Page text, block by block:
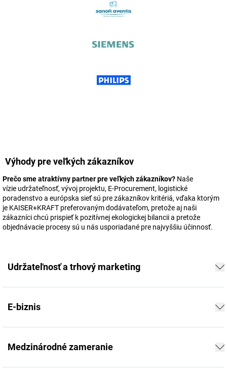
Výhody pre veľkých zákazníkov
Prečo sme atraktívny partner pre veľkých zákazníkov? Naše
vízie udržateľnosť, vývoj projektu, E-Procurement, logistické
poradenstvo a európska sieť sú pre zákazníkov kritériá, vďaka ktorým
je KAISER+KRAFT preferovaným dodávateľom, pretože aj naši
zákazníci chcú prispieť k pozitívnej ekologickej bilancii a pretože
objednávacie procesy sú u nás usporiadané pre najvyššiu účinnosť.
Udržateľnosť a trhový marketing
E-biznis
Medzinárodné zameranie